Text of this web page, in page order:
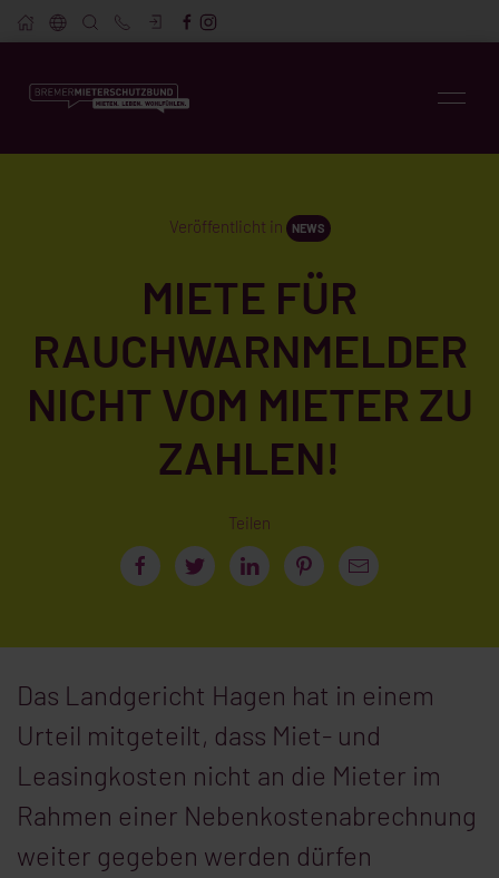
Veröffentlicht in NEWS
MIETE FÜR
RAUCHWARNMELDER
NICHT VOM MIETER ZU
ZAHLEN!
Teilen
Das Landgericht Hagen hat in einem
Urteil mitgeteilt, dass Miet- und
Leasingkosten nicht an die Mieter im
Rahmen einer Nebenkostenabrechnung
weiter gegeben werden dürfen